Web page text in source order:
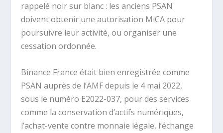
rappelé noir sur blanc : les anciens PSAN
doivent obtenir une autorisation MiCA pour
poursuivre leur activité, ou organiser une
cessation ordonnée.
Binance France était bien enregistrée comme
PSAN auprès de l’AMF depuis le 4 mai 2022,
sous le numéro E2022-037, pour des services
comme la conservation d’actifs numériques,
l’achat-vente contre monnaie légale, l’échange